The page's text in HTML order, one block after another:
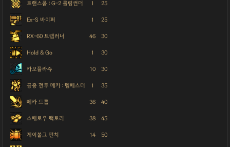
트랜스폼 : G-2 롤링썬더 1 25
Ex-S 바이퍼 1 25
RX-60 트랩러너 46 30
Hold & Go 1 30
카모플라쥬 10 30
공중 전투 메카 : 템페스터 1 35
메카 드롭 36 40
스패로우 팩토리 38 45
게이볼그 펀치 14 50